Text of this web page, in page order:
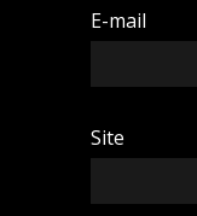
E-mail
Site